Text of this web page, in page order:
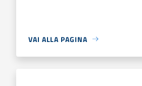
VAI ALLA PAGINA